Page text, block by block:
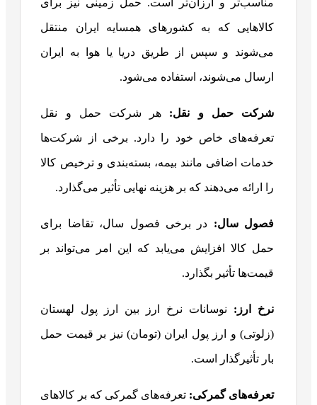
کالاهایی که به کشورهای همسایه ایران منتقل
می‌شوند و سپس از طریق دریا یا هوا به ایران
ارسال می‌شوند، استفاده می‌شود.
شرکت حمل و نقل: هر شرکت حمل و نقل
تعرفه‌های خاص خود را دارد. برخی از شرکت‌ها
خدمات اضافی مانند بیمه، بسته‌بندی و ترخیص کالا
را ارائه می‌دهند که بر هزینه نهایی تأثیر می‌گذارد.
فصول سال: در برخی فصول سال، تقاضا برای
حمل کالا افزایش می‌یابد که این امر می‌تواند بر
قیمت‌ها تأثیر بگذارد.
نرخ ارز : نوسانات نرخ ارز بین ارز پول لهستان
(زلوتی) و ارز پول ایران (تومان) نیز بر قیمت حمل
بار تأثیرگذار است.
تعرفه‌های گمرکی: تعرفه‌های گمرکی که بر کالاهای